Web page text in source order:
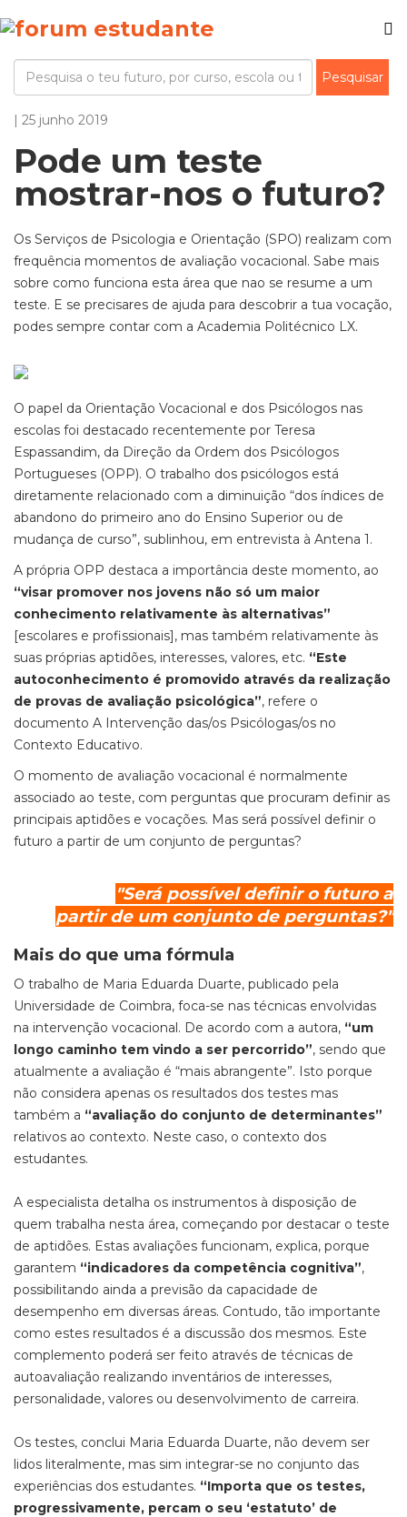
| 25 junho 2019
Pode um teste
mostrar-nos o futuro?
Os Serviços de Psicologia e Orientação (SPO) realizam com
frequência momentos de avaliação vocacional. Sabe mais
sobre como funciona esta área que nao se resume a um
teste. E se precisares de ajuda para descobrir a tua vocação,
podes sempre contar com a Academia Politécnico LX.
O papel da Orientação Vocacional e dos Psicólogos nas
escolas foi destacado recentemente por Teresa
Espassandim, da Direção da Ordem dos Psicólogos
Portugueses (OPP). O trabalho dos psicólogos está
diretamente relacionado com a diminuição “dos índices de
abandono do primeiro ano do Ensino Superior ou de
mudança de curso”, sublinhou, em entrevista à Antena 1.
A própria OPP destaca a importância deste momento, ao
“visar promover nos jovens não só um maior
conhecimento relativamente às alternativas”
[escolares e profissionais], mas também relativamente às
suas próprias aptidões, interesses, valores, etc. “Este
autoconhecimento é promovido através da realização
de provas de avaliação psicológica”, refere o
documento A Intervenção das/os Psicólogas/os no
Contexto Educativo.
O momento de avaliação vocacional é normalmente
associado ao teste, com perguntas que procuram definir as
principais aptidões e vocações. Mas será possível definir o
futuro a partir de um conjunto de perguntas?
"Será possível definir o futuro a
partir de um conjunto de perguntas?"
Mais do que uma fórmula
O trabalho de Maria Eduarda Duarte, publicado pela
Universidade de Coimbra, foca-se nas técnicas envolvidas
na intervenção vocacional. De acordo com a autora, “um
longo caminho tem vindo a ser percorrido”, sendo que
atualmente a avaliação é “mais abrangente”. Isto porque
não considera apenas os resultados dos testes mas
também a “avaliação do conjunto de determinantes”
relativos ao contexto. Neste caso, o contexto dos
estudantes.
A especialista detalha os instrumentos à disposição de
quem trabalha nesta área, começando por destacar o teste
de aptidões. Estas avaliações funcionam, explica, porque
garantem “indicadores da competência cognitiva”,
possibilitando ainda a previsão da capacidade de
desempenho em diversas áreas. Contudo, tão importante
como estes resultados é a discussão dos mesmos. Este
complemento poderá ser feito através de técnicas de
autoavaliação realizando inventários de interesses,
personalidade, valores ou desenvolvimento de carreira.
Os testes, conclui Maria Eduarda Duarte, não devem ser
lidos literalmente, mas sim integrar-se no conjunto das
experiências dos estudantes. “Importa que os testes,
progressivamente, percam o seu ‘estatuto’ de